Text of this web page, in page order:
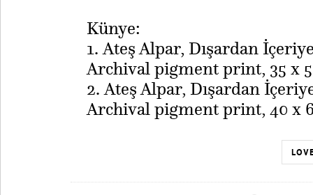
Künye:
1. Ateş Alpar, Dışardan
Archival pigment print, 35 x
2. Ateş Alpar, Dışardan
Archival pigment print, 40 x